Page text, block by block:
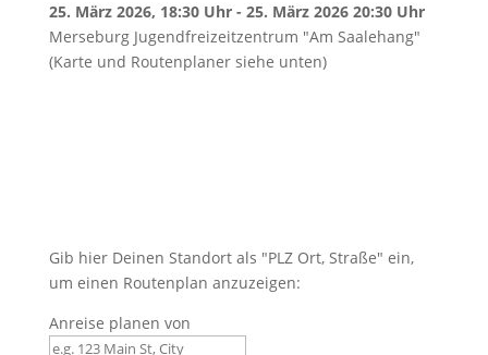
25. März 2026, 18:30 Uhr - 25. März 2026 20:30 Uhr
Merseburg Jugendfreizeitzentrum "Am Saalehang"
(Karte und Routenplaner siehe unten)
Gib hier Deinen Standort als "PLZ Ort, Straße" ein,
um einen Routenplan anzuzeigen:
Anreise planen von